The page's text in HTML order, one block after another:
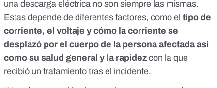
una descarga eléctrica no son siempre las mismas.
Estas depende de diferentes factores, como el tipo de
corriente, el voltaje y cómo la corriente se
desplazó por el cuerpo de la persona afectada así
como su salud general y la rapidez con la que
recibió un tratamiento tras el incidente.